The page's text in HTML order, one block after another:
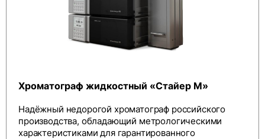
Хроматограф жидкостный «Стайер М»
Надёжный недорогой хроматограф российского
производства, обладающий метрологическими
характеристиками для гарантированного